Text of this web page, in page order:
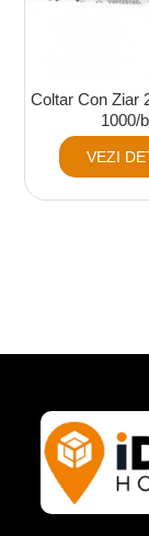
Coltar Con Ziar
1000/
VEZI